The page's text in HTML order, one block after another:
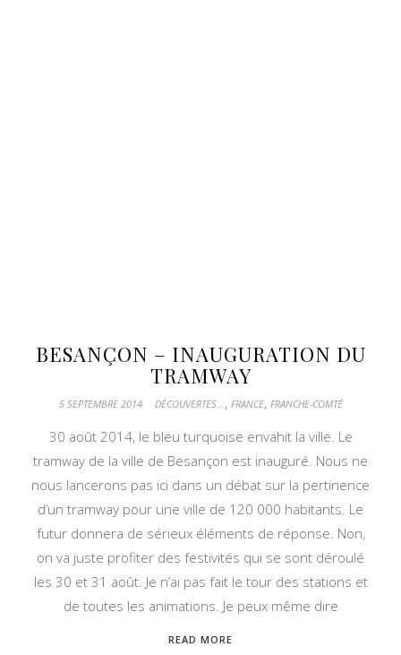
BESANÇON – INAUGURATION DU
TRAMWAY
5 SEPTEMBRE 2014 DÉCOUVERTES..., FRANCE, FRANCHE-COMTÉ
30 août 2014, le bleu turquoise envahit la ville. Le
tramway de la ville de Besançon est inauguré. Nous ne
nous lancerons pas ici dans un débat sur la pertinence
d’un tramway pour une ville de 120 000 habitants. Le
futur donnera de sérieux éléments de réponse. Non,
on va juste profiter des festivités qui se sont déroulé
les 30 et 31 août. Je n’ai pas fait le tour des stations et
de toutes les animations. Je peux même dire
READ MORE